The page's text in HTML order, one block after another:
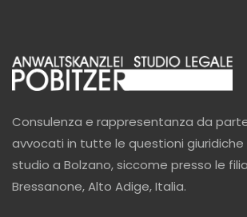
Consulenza e rappresentanza da
avvocati in tutte le questioni giuridiche
studio a Bolzano, siccome presso le
Bressanone, Alto Adige, Italia.